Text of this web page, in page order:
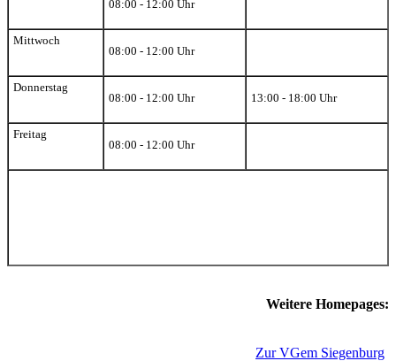
08:00 - 12:00 Uhr
Mittwoch
08:00 - 12:00 Uhr
Donnerstag
08:00 - 12:00 Uhr
13:00 - 18:00 Uhr
Freitag
08:00 - 12:00 Uhr
Weitere Homepages:
Zur VGem Siegenburg